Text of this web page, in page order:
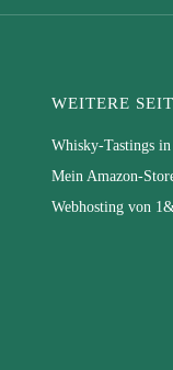
WEITERE
Whisky-Tastings
Mein Amazon-
Webhosting von